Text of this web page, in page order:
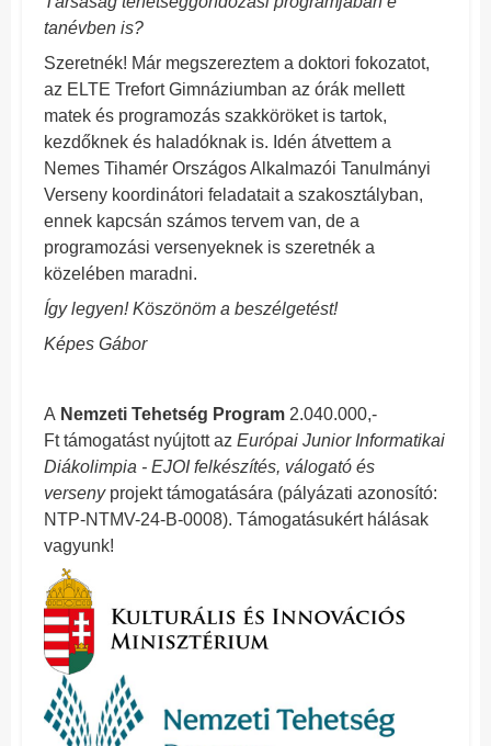
tanévben is?
Szeretnék! Már megszereztem a doktori fokozatot,
az ELTE Trefort Gimnáziumban az órák mellett
matek és programozás szakköröket is tartok,
kezdőknek és haladóknak is. Idén átvettem a
Nemes Tihamér Országos Alkalmazói Tanulmányi
Verseny koordinátori feladatait a szakosztályban,
ennek kapcsán számos tervem van, de a
programozási versenyeknek is szeretnék a
közelében maradni.
Így legyen! Köszönöm a beszélgetést!
Képes Gábor
A Nemzeti Tehetség Program 2.040.000,-
Ft támogatást nyújtott az Európai Junior Informatikai
Diákolimpia - EJOI felkészítés, válogató és
verseny projekt támogatására (pályázati azonosító:
NTP-NTMV-24-B-0008). Támogatásukért hálásak
vagyunk!